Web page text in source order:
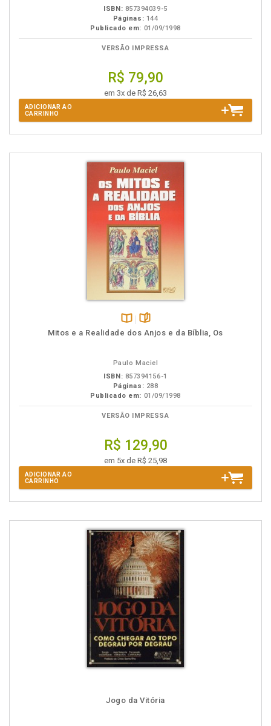
ISBN: 857394039-5
Páginas: 144
Publicado em: 01/09/1998
VERSÃO IMPRESSA
R$ 79,90
em 3x de R$ 26,63
ADICIONAR AO
CARRINHO
Disponível
páginas
Mitos e a Realidade dos Anjos e da Bíblia, Os
Paulo Maciel
ISBN: 857394156-1
Páginas: 288
Publicado em: 01/09/1998
VERSÃO IMPRESSA
R$ 129,90
em 5x de R$ 25,98
ADICIONAR AO
CARRINHO
Jogo da Vitória